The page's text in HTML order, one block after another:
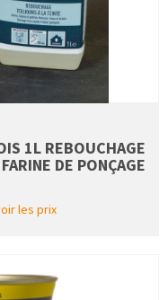
1L REBOUCHAGE
DE PONÇAGE
les prix